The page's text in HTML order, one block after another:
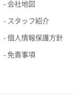
会社地図
スタッフ紹介
個人情報保護方針
免責事項